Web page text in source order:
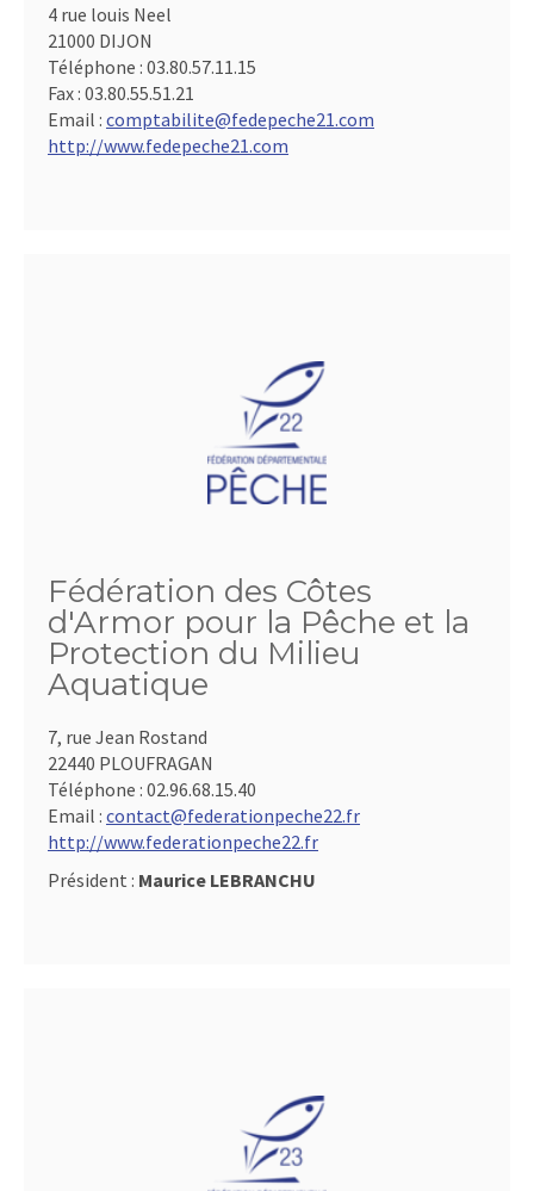
4 rue louis Neel
21000 DIJON
Téléphone : 03.80.57.11.15
Fax : 03.80.55.51.21
Email : comptabilite@fedepeche21.com
http://www.fedepeche21.com
Fédération des Côtes
d'Armor pour la Pêche et la
Protection du Milieu
Aquatique
7, rue Jean Rostand
22440 PLOUFRAGAN
Téléphone : 02.96.68.15.40
Email : contact@federationpeche22.fr
http://www.federationpeche22.fr
Président : Maurice LEBRANCHU